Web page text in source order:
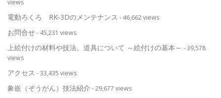
views
電動ろくろ RK-3Dのメンテナンス - 46,662 views
お問合せ- 45,231 views
上絵付けの材料や技法、道具について ～絵付けの基本～ - 39,578
views
アクセス - 33,435 views
象嵌（ぞうがん）技法紹介 - 29,677 views